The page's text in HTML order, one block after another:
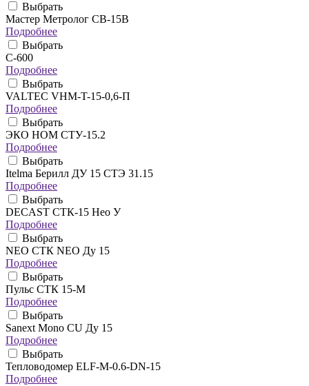
Выбрать
Мастер Метролог СВ-15В
Подробнее
Выбрать
C-600
Подробнее
Выбрать
VALTEC VHM-T-15-0,6-П
Подробнее
Выбрать
ЭКО НОМ СТУ-15.2
Подробнее
Выбрать
Itelma Берилл ДУ 15 СТЭ 31.15
Подробнее
Выбрать
DECAST СТК-15 Нео У
Подробнее
Выбрать
NEO CТК NEO Ду 15
Подробнее
Выбрать
Пульс СТК 15-М
Подробнее
Выбрать
Sanext Mono CU Ду 15
Подробнее
Выбрать
Тепловодомер ELF-M-0.6-DN-15
Подробнее